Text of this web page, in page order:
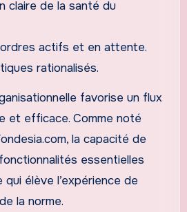
claire de la santé du
actifs et en attente.
rationalisés.
favorise un flux
et efficace. Comme noté
la capacité de
essentielles
élève l’expérience de
la norme.